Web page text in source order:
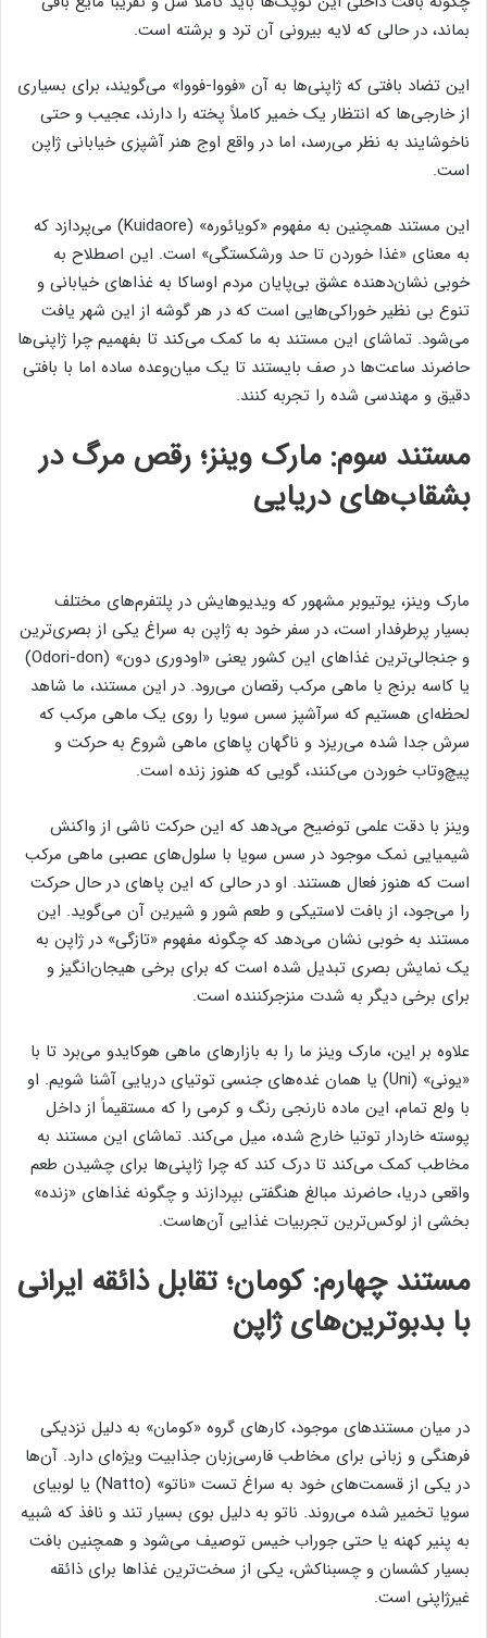
بماند، در حالی که لایه بیرونی آن ترد و برشته است.
این تضاد بافتی که ژاپنی‌ها به آن «فووا-فووا» می‌گویند، برای بسیاری
از خارجی‌ها که انتظار یک خمیر کاملاً پخته را دارند، عجیب و حتی
ناخوشایند به نظر می‌رسد، اما در واقع اوج هنر آشپزی خیابانی ژاپن
است.
این مستند همچنین به مفهوم «کویائوره» (Kuidaore) می‌پردازد که
به معنای «غذا خوردن تا حد ورشکستگی» است. این اصطلاح به
خوبی نشان‌دهنده عشق بی‌پایان مردم اوساکا به غذاهای خیابانی و
تنوع بی نظیر خوراکی‌هایی است که در هر گوشه از این شهر یافت
می‌شود. تماشای این مستند به ما کمک می‌کند تا بفهمیم چرا ژاپنی‌ها
حاضرند ساعت‌ها در صف بایستند تا یک میان‌وعده ساده اما با بافتی
دقیق و مهندسی شده را تجربه کنند.
مستند سوم: مارک وینز؛ رقص مرگ در
بشقاب‌های دریایی
مارک وینز، یوتیوبر مشهور که ویدیوهایش در پلتفرم‌های مختلف
بسیار پرطرفدار است، در سفر خود به ژاپن به سراغ یکی از بصری‌ترین
و جنجالی‌ترین غذاهای این کشور یعنی «اودوری دون» (Odori-don)
یا کاسه برنج با ماهی مرکب رقصان می‌رود. در این مستند، ما شاهد
لحظه‌ای هستیم که سرآشپز سس سویا را روی یک ماهی مرکب که
سرش جدا شده می‌ریزد و ناگهان پاهای ماهی شروع به حرکت و
پیچ‌وتاب خوردن می‌کنند، گویی که هنوز زنده است.
وینز با دقت علمی توضیح می‌دهد که این حرکت ناشی از واکنش
شیمیایی نمک موجود در سس سویا با سلول‌های عصبی ماهی مرکب
است که هنوز فعال هستند. او در حالی که این پاهای در حال حرکت
را می‌جود، از بافت لاستیکی و طعم شور و شیرین آن می‌گوید. این
مستند به خوبی نشان می‌دهد که چگونه مفهوم «تازگی» در ژاپن به
یک نمایش بصری تبدیل شده است که برای برخی هیجان‌انگیز و
برای برخی دیگر به شدت منزجرکننده است.
علاوه بر این، مارک وینز ما را به بازارهای ماهی هوکایدو می‌برد تا با
«یونی» (Uni) یا همان غده‌های جنسی توتیای دریایی آشنا شویم. او
با ولع تمام، این ماده نارنجی رنگ و کرمی را که مستقیماً از داخل
پوسته خاردار توتیا خارج شده، میل می‌کند. تماشای این مستند به
مخاطب کمک می‌کند تا درک کند که چرا ژاپنی‌ها برای چشیدن طعم
واقعی دریا، حاضرند مبالغ هنگفتی بپردازند و چگونه غذاهای «زنده»
بخشی از لوکس‌ترین تجربیات غذایی آن‌هاست.
مستند چهارم: کومان؛ تقابل ذائقه ایرانی
با بدبوترین‌های ژاپن
در میان مستندهای موجود، کارهای گروه «کومان» به دلیل نزدیکی
فرهنگی و زبانی برای مخاطب فارسی‌زبان جذابیت ویژه‌ای دارد. آن‌ها
در یکی از قسمت‌های خود به سراغ تست «ناتو» (Natto) یا لوبیای
سویا تخمیر شده می‌روند. ناتو به دلیل بوی بسیار تند و نافذ که شبیه
به پنیر کهنه یا حتی جوراب خیس توصیف می‌شود و همچنین بافت
بسیار کشسان و چسبناکش، یکی از سخت‌ترین غذاها برای ذائقه
غیرژاپنی است.